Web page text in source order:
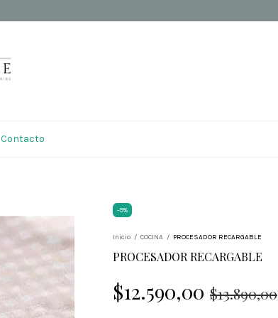
Contacto
-9%
Inicio / COCINA / PROCESADOR RECARGABLE
PROCESADOR RECARGABLE
$12.590,00 $13.890,00